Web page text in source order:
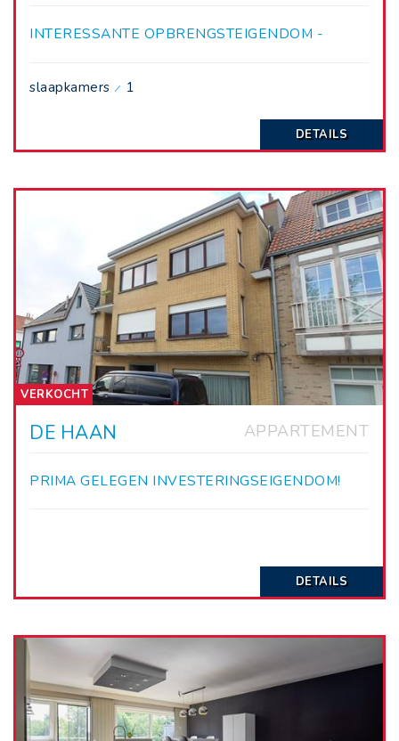
INTERESSANTE OPBRENGSTEIGENDOM -
slaapkamers 1
DETAILS
VERKOCHT
DE HAAN APPARTEMENT
PRIMA GELEGEN INVESTERINGSEIGENDOM!
DETAILS